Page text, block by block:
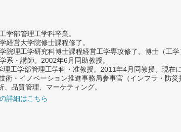
学部管理工学科卒業。
経営大学院修士課程修了。
院理工学研究科博士課程経営工学専攻修了。博士（工学
系・講師。2002年6月同助教授。
工学部管理工学科・准教授。2011年4月同教授、現在に
術・イノベーション推進事務局参事官（インフラ・防災
品質管理、マーケティング。
詳細はこちら